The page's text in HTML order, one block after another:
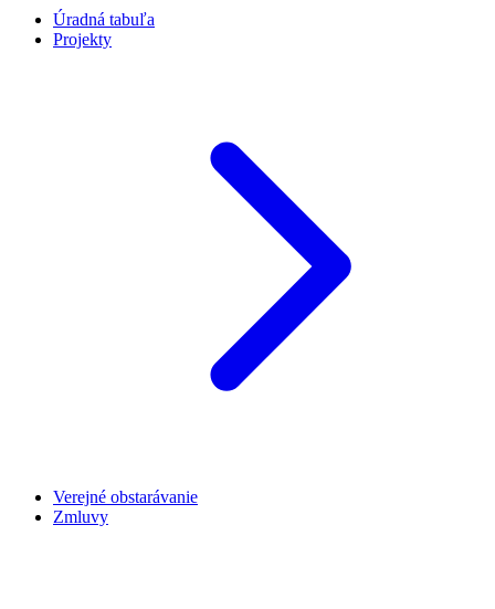
Úradná tabuľa
Projekty
Verejné obstarávanie
Zmluvy